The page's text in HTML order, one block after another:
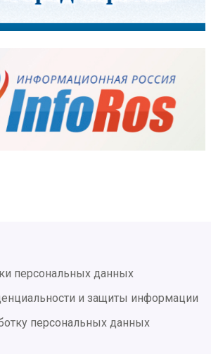
персональных данных
и защиты информации
персональных данных